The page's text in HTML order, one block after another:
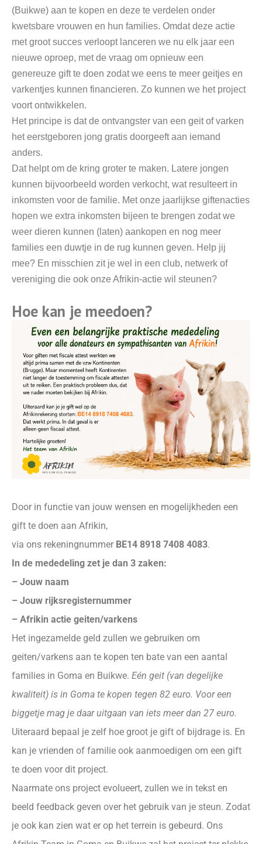
(Buikwe) aan te kopen en deze te verdelen onder
kwetsbare vrouwen en hun families. Omdat deze actie
met groot succes verloopt lanceren we nu elk jaar een
nieuwe oproep, met de vraag om opnieuw een
genereuze gift te doen zodat we eens te meer geitjes en
varkentjes kunnen financieren. Zo kunnen we het project
voort ontwikkelen.
Het principe is dat de ontvangster van een geit of varken
het eerstgeboren jong gratis doorgeeft aan iemand
anders.
Dat helpt om de kring groter te maken. Latere jongen
kunnen bijvoorbeeld worden verkocht, wat resulteert in
inkomsten voor de familie. Met onze jaarlijkse giftenacties
hopen we extra inkomsten bijeen te brengen zodat we
weer dieren kunnen (laten) aankopen en nog meer
families een duwtje in de rug kunnen geven. Help jij
mee? En misschien zit je wel in een club, netwerk of
vereniging die ook onze Afrikin-actie wil steunen?
Hoe kan je meedoen?
Door in functie van jouw wensen en mogelijkheden een
gift te doen aan Afrikin,
via ons rekeningnummer BE14 8918 7408 4083.
In de mededeling zet je dan 3 zaken:
– Jouw naam
– Jouw rijksregisternummer
– Afrikin actie geiten/varkens
Het ingezamelde geld zullen we gebruiken om
geiten/varkens aan te kopen ten bate van een aantal
families in Goma en Buikwe. Eén geit (van degelijke
kwaliteit) is in Goma te kopen tegen 82 euro. Voor een
biggetje mag je daar uitgaan van iets meer dan 27 euro.
Uiteraard bepaal je zelf hoe groot je gift of bijdrage is. En
kan je vrienden of familie ook aanmoedigen om een gift
te doen voor dit project.
Naarmate ons project evolueert, zullen we in tekst en
beeld feedback geven over het gebruik van je steun. Zodat
je ook kan zien wat er op het terrein is gebeurd. Ons